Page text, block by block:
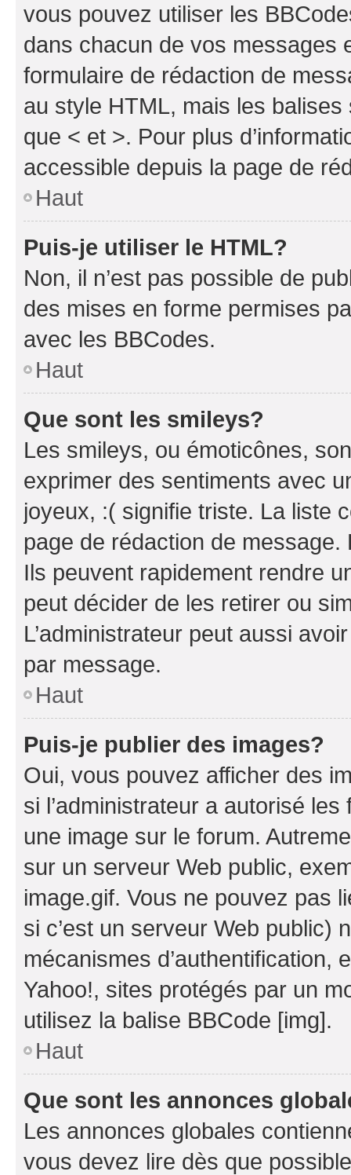
vous pouvez utiliser les
dans chacun de vos messages
formulaire de rédaction de
au style HTML, mais les
que < et >. Pour plus
accessible depuis la page de
Haut
Puis-je utiliser le HTML?
Non, il n’est pas possible de
des mises en forme permises
avec les BBCodes.
Haut
Que sont les smileys?
Les smileys, ou émoticônes,
exprimer des sentiments avec
joyeux, :( signifie triste. La liste
page de rédaction de
Ils peuvent rapidement rendre
peut décider de les retirer ou
L’administrateur peut aussi
par message.
Haut
Puis-je publier des images?
Oui, vous pouvez afficher des
si l’administrateur a autorisé
une image sur le forum.
sur un serveur Web public,
image.gif. Vous ne pouvez pas
si c’est un serveur Web public)
mécanismes d’authentification,
Yahoo!, sites protégés par un
utilisez la balise BBCode [img].
Haut
Que sont les annonces
Les annonces globales
vous devez lire dès que